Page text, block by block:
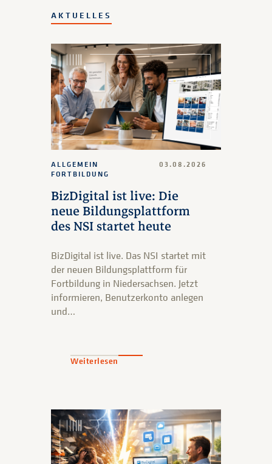
AKTUELLES
BizDigital ist live: Die
neue Bildungsplattform
des NSI startet heute
ALLGEMEIN
FORTBILDUNG
03.08.2026
BizDigital ist live. Das NSI startet mit
der neuen Bildungsplattform für
Fortbildung in Niedersachsen. Jetzt
informieren, Benutzerkonto anlegen
und…
Weiterlesen